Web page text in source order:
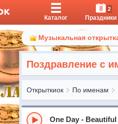
Каталог
8 2
Праздники
Музыкальная
Поздравление с
Открыткиок По именам
One Day -